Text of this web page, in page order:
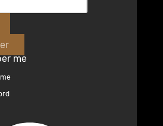
me